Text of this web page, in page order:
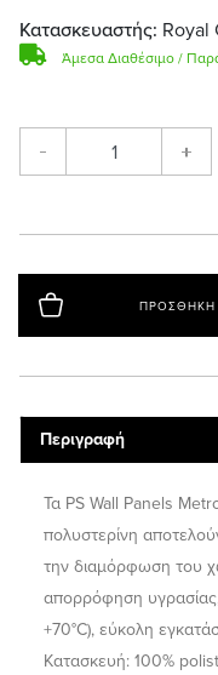
Κατασκευαστής: Royal
Άμεσα Διαθέσιμο /
- +
ΠΡΟΣΘΉΚΗ
Περιγραφή
Τα PS Wall Panels
πολυστερίνη
την διαμόρφωση του
απορρόφηση
+70°C), εύκολη
Κατασκευή: 100%